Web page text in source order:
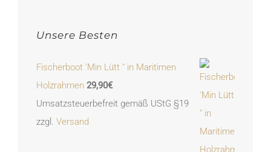
Unsere Besten
Fischerboot 'Min Lütt " in Maritimen
Holzrahmen 29,90€
Umsatzsteuerbefreit gemäß UStG §19
zzgl. Versand